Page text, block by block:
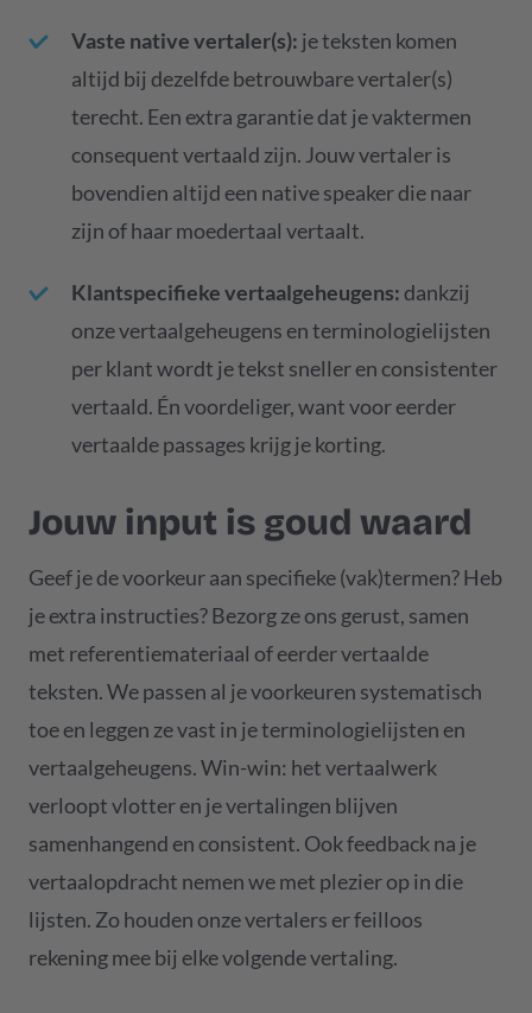
Vaste native vertaler(s): je teksten komen
altijd bij dezelfde betrouwbare vertaler(s)
terecht. Een extra garantie dat je vaktermen
consequent vertaald zijn. Jouw vertaler is
bovendien altijd een native speaker die naar
zijn of haar moedertaal vertaalt.
Klantspecifieke vertaalgeheugens:dankzij
onze vertaalgeheugens en terminologielijsten
per klant wordt je tekst sneller en consistenter
vertaald. Én voordeliger, want voor eerder
vertaalde passages krijg je korting.
Jouw input is goud waard
Geef je de voorkeur aan specifieke (vak)termen? Heb
je extra instructies? Bezorg ze ons gerust, samen
met referentiemateriaal of eerder vertaalde
teksten. We passen al je voorkeuren systematisch
toe en leggen ze vast in je terminologielijsten en
vertaalgeheugens. Win-win: het vertaalwerk
verloopt vlotter en je vertalingen blijven
samenhangend en consistent. Ook feedback na je
vertaalopdracht nemen we met plezier op in die
lijsten. Zo houden onze vertalers er feilloos
rekening mee bij elke volgende vertaling.